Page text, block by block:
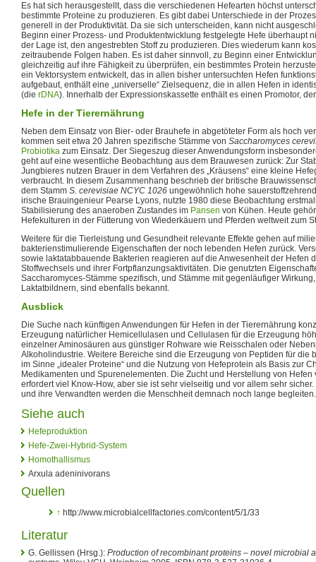
Es hat sich herausgestellt, dass die verschiedenen Hefearten höchst
bestimmte Proteine zu produzieren. Es gibt dabei Unterschiede in der
generell in der Produktivität. Da sie sich unterscheiden, kann nicht
Beginn einer Prozess- und Produktentwicklung festgelegte Hefe überhaupt
der Lage ist, den angestrebten Stoff zu produzieren. Dies wiederum kann
zeitraubende Folgen haben. Es ist daher sinnvoll, zu Beginn einer
gleichzeitig auf ihre Fähigkeit zu überprüfen, ein bestimmtes Protein
ein Vektorsystem entwickelt, das in allen bisher untersuchten Hefen
aufgebaut, enthält eine „universelle“ Zielsequenz, die in allen Hefen in
(die rDNA). Innerhalb der Expressionskassette enthält es einen Promotor,
Hefe in der Tierernährung
Neben dem Einsatz von Bier- oder Brauhefe in abgetöteter Form als hoch
kommen seit etwa 20 Jahren spezifische Stämme von Saccharomyces
Probiotika zum Einsatz. Der Siegeszug dieser Anwendungsform
geht auf eine wesentliche Beobachtung aus dem Brauwesen zurück: Zur
Jungbieres nutzen Brauer in dem Verfahren des „Kräusens“ eine kleine
verbraucht. In diesem Zusammenhang beschrieb der britische
dem Stamm S. cerevisiae NCYC 1026 ungewöhnlich hohe
irische Brauingenieur Pearse Lyons, nutzte 1980 diese Beobachtung
Stabilisierung des anaeroben Zustandes im Pansen von Kühen. Heute
Hefekulturen in der Fütterung von Wiederkäuern und Pferden weltweit zum
Weitere für die Tierleistung und Gesundheit relevante Effekte gehen auf
bakterienstimulierende Eigenschaften der noch lebenden Hefen zurück.
sowie laktatabbauende Bakterien reagieren auf die Anwesenheit der Hefen
Stoffwechsels und ihrer Fortpflanzungsaktivitäten. Die genutzten
Saccharomyces-Stämme spezifisch, und Stämme mit gegenläufiger
Laktatbildnern, sind ebenfalls bekannt.
Ausblick
Die Suche nach künftigen Anwendungen für Hefen in der Tierernährung
Erzeugung natürlicher Hemicellulasen und Cellulasen für die Erzeugung
einzelner Aminosäuren aus günstiger Rohware wie Reisschalen oder
Alkoholindustrie. Weitere Bereiche sind die Erzeugung von Peptiden für die
im Sinne „idealer Proteine“ und die Nutzung von Hefeprotein als Basis zur
Medikamenten und Spurenelementen. Die Zucht und Herstellung von Hefen
erfordert viel Know-How, aber sie ist sehr vielseitig und vor allem sehr sicher.
und ihre Verwandten werden die Menschheit demnach noch lange begleiten.
Siehe auch
Hefeproduktion
Hefe-Zwei-Hybrid-System
Homothallismus
Arxula adeninivorans
Quellen
↑ http://www.microbialcellfactories.com/content/5/1/33
Literatur
G. Gellissen (Hrsg.): Production of recombinant proteins – novel microbial